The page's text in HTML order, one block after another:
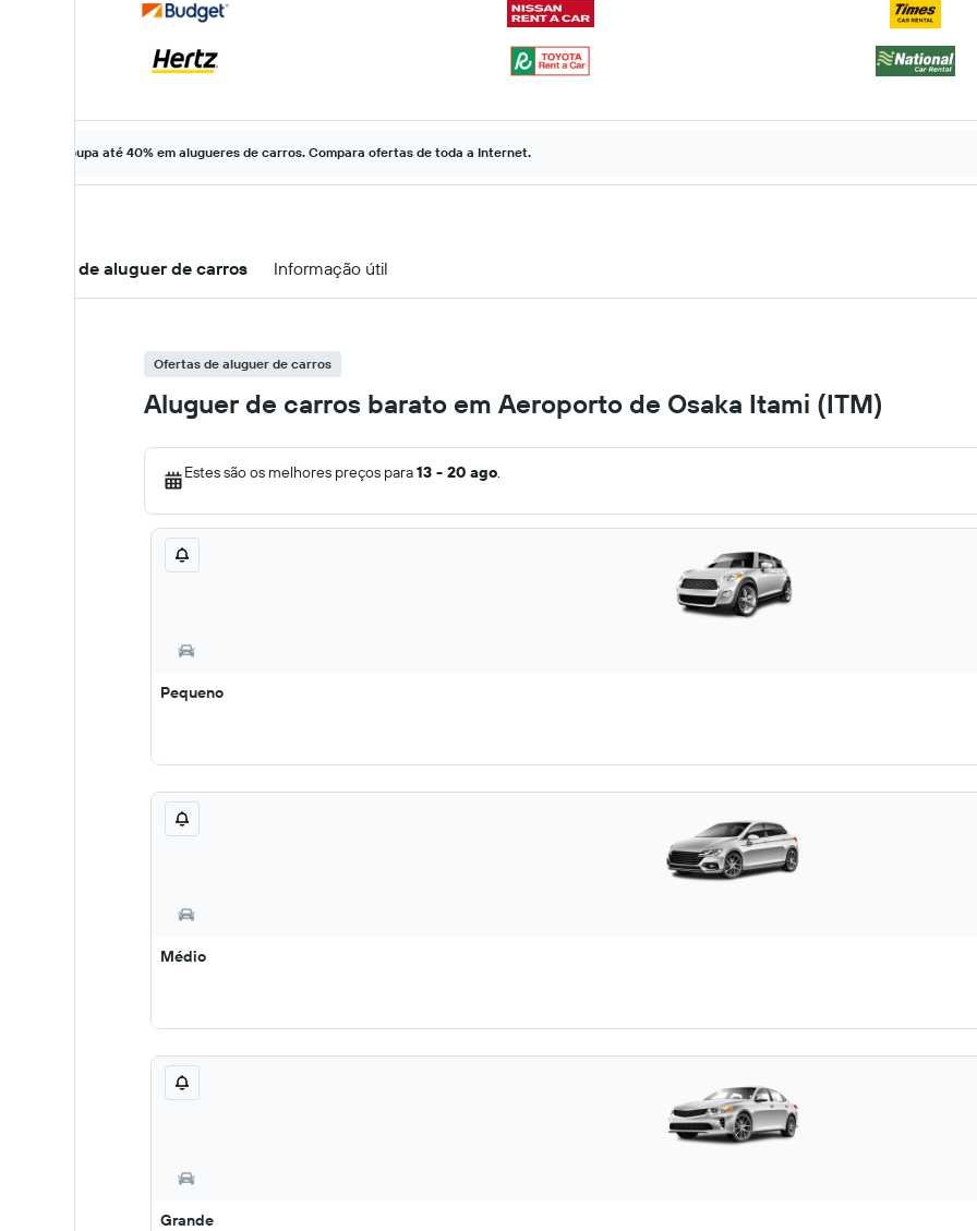
Poupa até 40% em alugueres de carros. Compara ofertas de toda a Internet.
Ofertas de aluguer de carros Informação útil
Ofertas de aluguer de carros
Aluguer de carros barato em Aeroporto de Osaka Itami (ITM)
Estes são os melhores preços para13 - 20 ago.
Pequeno
Médio
Grande